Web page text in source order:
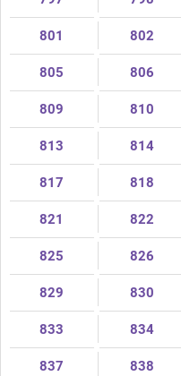
801 802
805 806
809 810
813 814
817 818
821 822
825 826
829 830
833 834
837 838